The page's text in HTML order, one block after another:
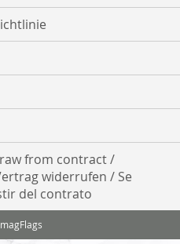
from contract /
widerrufen / Se
del contrato